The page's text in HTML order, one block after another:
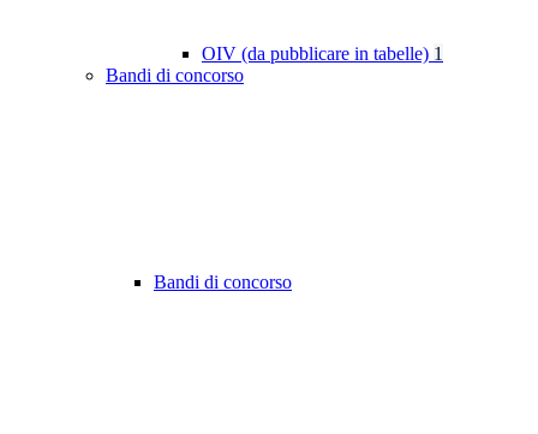
OIV (da pubblicare in tabelle) 1
Bandi di concorso
Bandi di concorso